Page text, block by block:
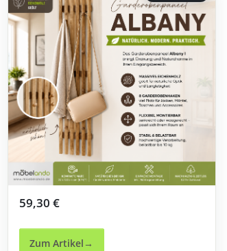
59,30 €
Zum Artikel